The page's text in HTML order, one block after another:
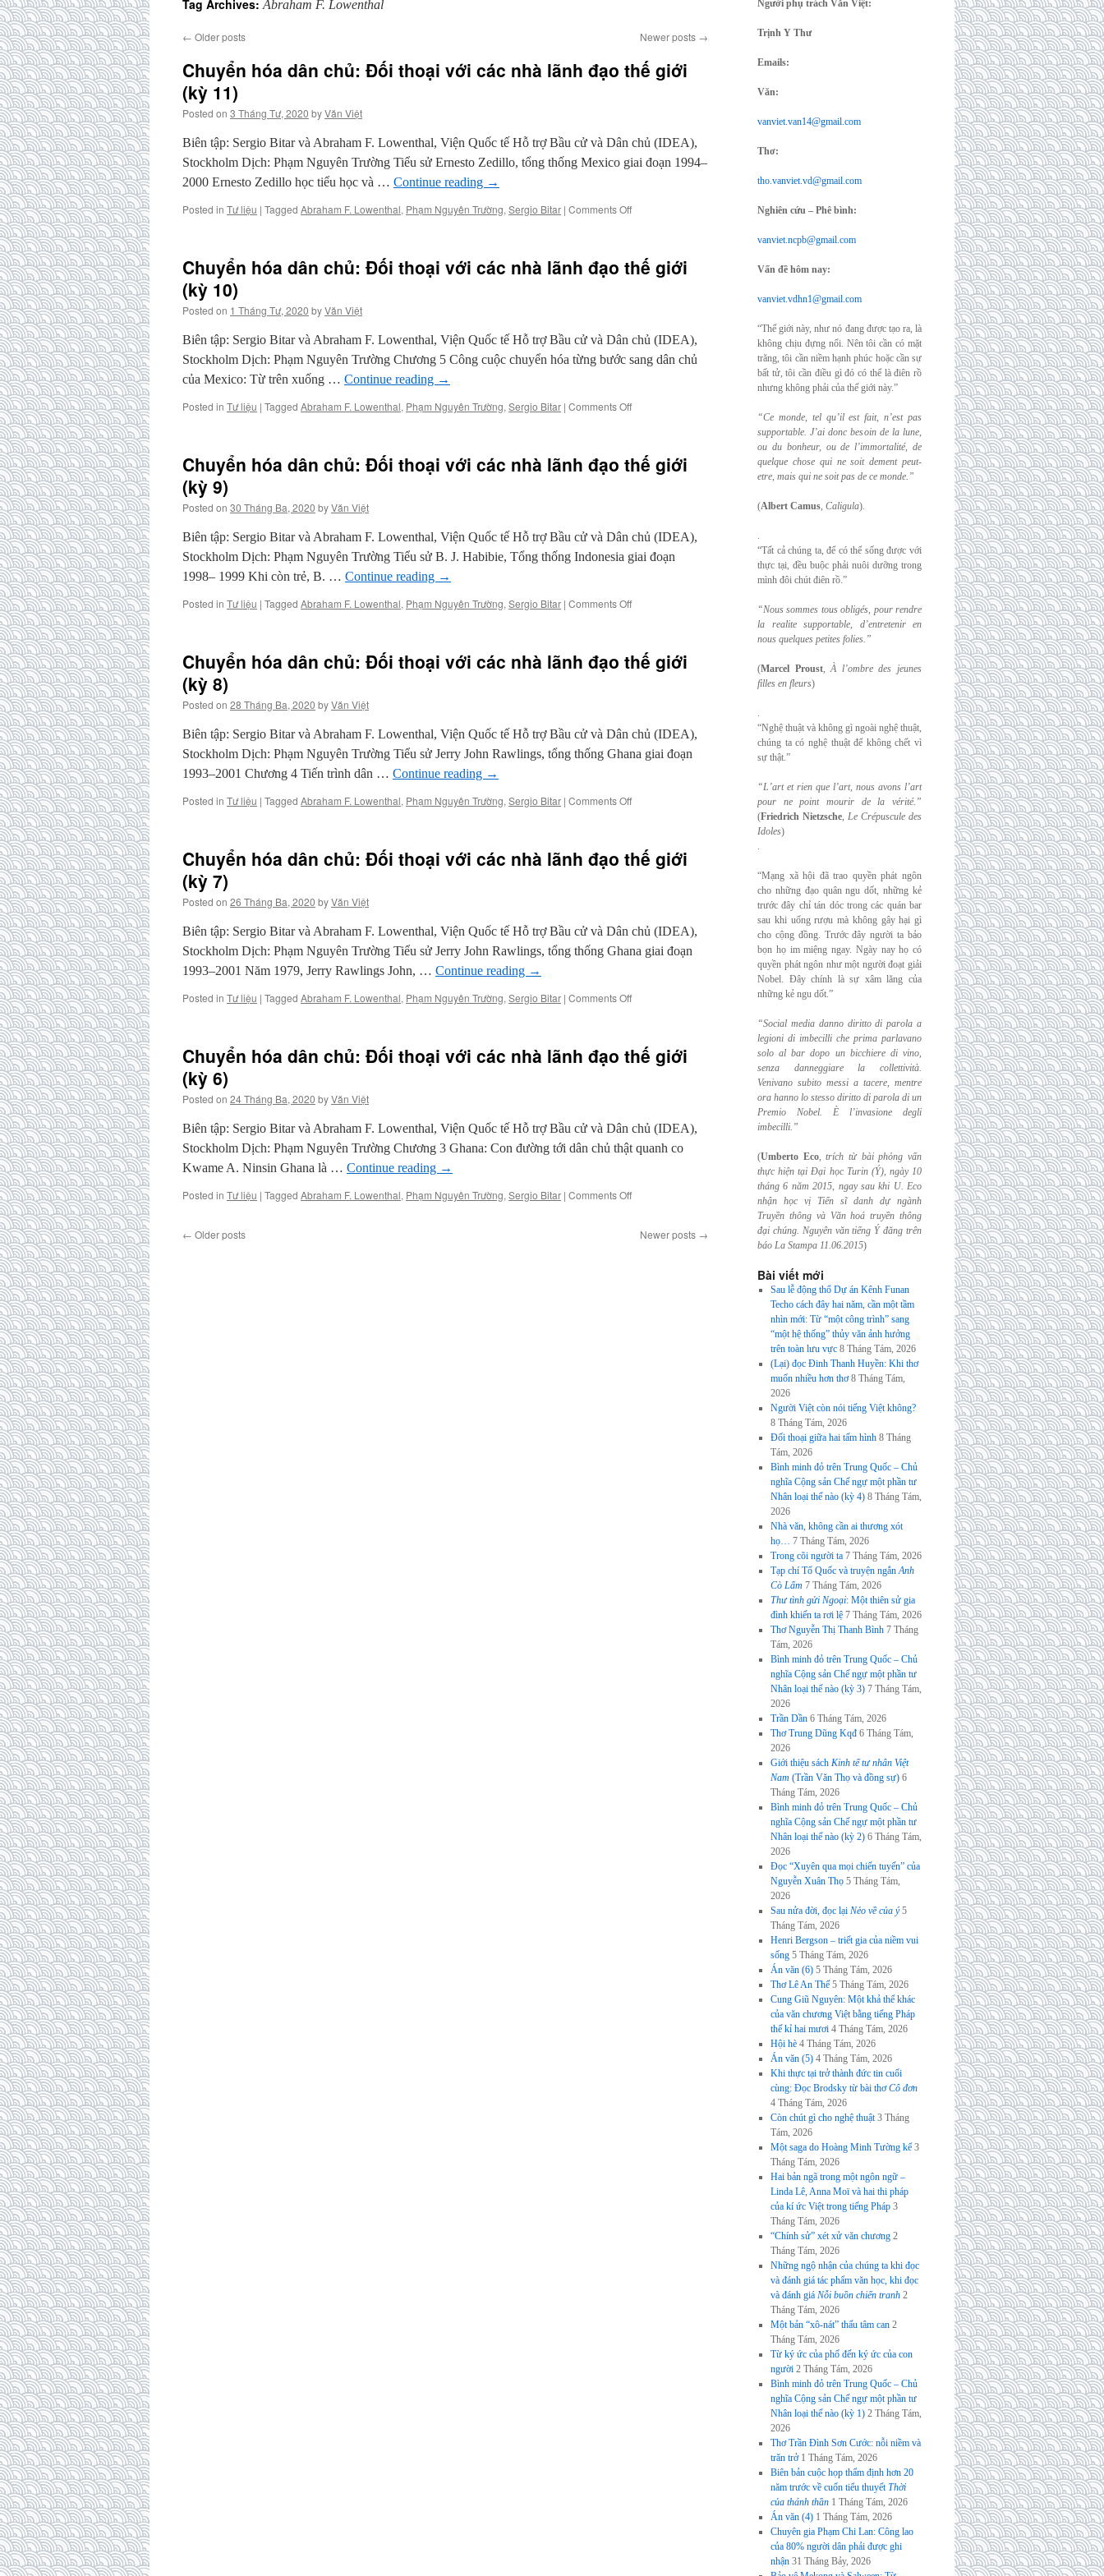
Tag Archives:Abraham F. Lowenthal
← Older posts Newer posts →
Chuyển hóa dân chủ: Đối thoại với các nhà lãnh đạo thế giới
(kỳ 11)
Posted on 3 Tháng Tư, 2020 byVăn Việt
Biên tập: Sergio Bitar và Abraham F. Lowenthal, Viện Quốc tế Hỗ trợ Bầu cử và Dân chủ (IDEA),
Stockholm Dịch: Phạm Nguyên Trường Tiểu sử Ernesto Zedillo, tổng thống Mexico giai đoạn 1994–
2000 Ernesto Zedillo học tiểu học và … Continue reading →
Posted in Tư liệu | Tagged Abraham F. Lowenthal, Phạm Nguyên Trường, Sergio Bitar | Comments Offon
chủ:
nhà
lãnh
đạo
giới
Chuyển hóa dân chủ: Đối thoại với các nhà lãnh đạo thế giới
(kỳ 10)
Posted on 1 Tháng Tư, 2020 byVăn Việt
Biên tập: Sergio Bitar và Abraham F. Lowenthal, Viện Quốc tế Hỗ trợ Bầu cử và Dân chủ (IDEA),
Stockholm Dịch: Phạm Nguyên Trường Chương 5 Công cuộc chuyển hóa từng bước sang dân chủ
của Mexico: Từ trên xuống … Continue reading →
Posted in Tư liệu | Tagged Abraham F. Lowenthal, Phạm Nguyên Trường, Sergio Bitar | Comments Offon
chủ:
nhà
lãnh
đạo
giới
Chuyển hóa dân chủ: Đối thoại với các nhà lãnh đạo thế giới
(kỳ 9)
Posted on 30 Tháng Ba, 2020 byVăn Việt
Biên tập: Sergio Bitar và Abraham F. Lowenthal, Viện Quốc tế Hỗ trợ Bầu cử và Dân chủ (IDEA),
Stockholm Dịch: Phạm Nguyên Trường Tiểu sử B. J. Habibie, Tổng thống Indonesia giai đoạn
1998– 1999 Khi còn trẻ, B. … Continue reading →
Posted in Tư liệu | Tagged Abraham F. Lowenthal, Phạm Nguyên Trường, Sergio Bitar | Comments Offon
chủ:
nhà
lãnh
đạo
giới
Chuyển hóa dân chủ: Đối thoại với các nhà lãnh đạo thế giới
(kỳ 8)
Posted on 28 Tháng Ba, 2020 byVăn Việt
Biên tập: Sergio Bitar và Abraham F. Lowenthal, Viện Quốc tế Hỗ trợ Bầu cử và Dân chủ (IDEA),
Stockholm Dịch: Phạm Nguyên Trường Tiểu sử Jerry John Rawlings, tổng thống Ghana giai đoạn
1993–2001 Chương 4 Tiến trình dân … Continue reading →
Posted in Tư liệu | Tagged Abraham F. Lowenthal, Phạm Nguyên Trường, Sergio Bitar | Comments Offon
chủ:
nhà
lãnh
đạo
giới
Chuyển hóa dân chủ: Đối thoại với các nhà lãnh đạo thế giới
(kỳ 7)
Posted on 26 Tháng Ba, 2020 byVăn Việt
Biên tập: Sergio Bitar và Abraham F. Lowenthal, Viện Quốc tế Hỗ trợ Bầu cử và Dân chủ (IDEA),
Stockholm Dịch: Phạm Nguyên Trường Tiểu sử Jerry John Rawlings, tổng thống Ghana giai đoạn
1993–2001 Năm 1979, Jerry Rawlings John, … Continue reading →
Posted in Tư liệu | Tagged Abraham F. Lowenthal, Phạm Nguyên Trường, Sergio Bitar | Comments Offon
chủ:
nhà
lãnh
đạo
giới
Chuyển hóa dân chủ: Đối thoại với các nhà lãnh đạo thế giới
(kỳ 6)
Posted on 24 Tháng Ba, 2020 byVăn Việt
Biên tập: Sergio Bitar và Abraham F. Lowenthal, Viện Quốc tế Hỗ trợ Bầu cử và Dân chủ (IDEA),
Stockholm Dịch: Phạm Nguyên Trường Chương 3 Ghana: Con đường tới dân chủ thật quanh co
Kwame A. Ninsin Ghana là … Continue reading →
Posted in Tư liệu | Tagged Abraham F. Lowenthal, Phạm Nguyên Trường, Sergio Bitar | Comments Offon
dân
← Older posts Newer posts →
Người phụ trách Văn Việt:
Trịnh Y Thư
Emails:
Văn:
vanviet.van14@gmail.com
Thơ:
tho.vanviet.vd@gmail.com
Nghiên cứu – Phê bình:
vanviet.ncpb@gmail.com
Vấn đề hôm nay:
vanviet.vdhn1@gmail.com
“Thế giới này, như nó đang được tạo ra, là
không chịu đựng nổi. Nên tôi cần có mặt
trăng, tôi cần niềm hạnh phúc hoặc cần sự
bất tử, tôi cần điều gì đó có thể là điên rồ
nhưng không phải của thế giới này.”
“Ce monde, tel qu’il est fait, n’est pas
supportable. J’ai donc besoin de la lune,
ou du bonheur, ou de l’immortalité, de
quelque chose qui ne soit dement peut-
etre, mais qui ne soit pas de ce monde.”
(Albert Camus, Caligula).
.
“Tất cả chúng ta, để có thể sống được với
thực tại, đều buộc phải nuôi dưỡng trong
mình đôi chút điên rồ.”
“Nous sommes tous obligés, pour rendre
la realite supportable, d’entretenir en
nous quelques petites folies.”
(Marcel Proust,À l’ombre des jeunes
filles en fleurs)
.
“Nghệ thuật và không gì ngoài nghệ thuật,
chúng ta có nghệ thuật để không chết vì
sự thật.”
“L’art et rien que l’art, nous avons l’art
pour ne point mourir de la vérité.”
(Friedrich Nietzsche, Le Crépuscule des
Idoles)
.
“Mạng xã hội đã trao quyền phát ngôn
cho những đạo quân ngu dốt, những kẻ
trước đây chỉ tán dóc trong các quán bar
sau khi uống rượu mà không gây hại gì
cho cộng đồng. Trước đây người ta bảo
bọn họ im miệng ngay. Ngày nay họ có
quyền phát ngôn như một người đoạt giải
Nobel. Đây chính là sự xâm lăng của
những kẻ ngu dốt.”
“Social media danno diritto di parola a
legioni di imbecilli che prima parlavano
solo albar dopo un bicchiere di vino,
senza danneggiare la collettività.
Venivano subito messi a tacere, mentre
ora hanno lo stesso diritto di parola di un
Premio Nobel. È l’invasione degli
imbecilli.”
(Umberto Eco,trích từ bài phỏng vấn
thực hiện tại Đại học Turin (Ý), ngày 10
tháng 6 năm 2015, ngay sau khi U. Eco
nhận học vị Tiến sĩ danh dự ngành
Truyền thông và Văn hoá truyền thông
đại chúng. Nguyên văn tiếng Ý đăng trên
báo La Stampa 11.06.2015)
Bài viết mới
Sau lễ động thổ Dự án Kênh Funan
Techo cách đây hai năm, cần một tầm
nhìn mới: Từ “một công trình” sang
“một hệ thống” thủy văn ảnh hưởng
trên toàn lưu vực 8 Tháng Tám, 2026
(Lại) đọc Đinh Thanh Huyền: Khi thơ
muốn nhiều hơn thơ 8 Tháng Tám,
2026
Người Việt còn nói tiếng Việt không?
8 Tháng Tám, 2026
Đối thoại giữa hai tấm hình 8 Tháng
Tám, 2026
Bình minh đỏ trên Trung Quốc – Chủ
nghĩa Cộng sản Chế ngự một phần tư
Nhân loại thế nào (kỳ 4) 8 Tháng Tám,
2026
Nhà văn, không cần ai thương xót
họ… 7 Tháng Tám, 2026
Trong cõi người ta 7 Tháng Tám, 2026
Tạp chí Tổ Quốc và truyện ngắnAnh
Cò Lấm 7 Tháng Tám, 2026
Thư tình gửi Ngoại: Một thiên sử gia
đình khiến ta rơi lệ 7 Tháng Tám, 2026
Thơ Nguyễn Thị Thanh Bình 7 Tháng
Tám, 2026
Bình minh đỏ trên Trung Quốc – Chủ
nghĩa Cộng sản Chế ngự một phần tư
Nhân loại thế nào (kỳ 3) 7 Tháng Tám,
2026
Trần Dần 6 Tháng Tám, 2026
Thơ Trung Dũng Kqđ 6 Tháng Tám,
2026
Giới thiệu sách Kinh tế tư nhân Việt
Nam (Trần Văn Thọ và đồng sự) 6
Tháng Tám, 2026
Bình minh đỏ trên Trung Quốc – Chủ
nghĩa Cộng sản Chế ngự một phần tư
Nhân loại thế nào (kỳ 2) 6 Tháng Tám,
2026
Đọc “Xuyên qua mọi chiến tuyến” của
Nguyễn Xuân Thọ 5 Tháng Tám,
2026
Sau nửa đời, đọc lại Nẻo về của ý 5
Tháng Tám, 2026
Henri Bergson – triết gia của niềm vui
sống 5 Tháng Tám, 2026
Án văn (6) 5 Tháng Tám, 2026
Thơ Lê An Thế 5 Tháng Tám, 2026
Cung Giũ Nguyên: Một khả thể khác
của văn chương Việt bằng tiếng Pháp
thế kỉ hai mươi 4 Tháng Tám, 2026
Hội hè 4 Tháng Tám, 2026
Án văn (5) 4 Tháng Tám, 2026
Khi thực tại trở thành đức tin cuối
cùng: Đọc Brodsky từ bài thơCô đơn
4 Tháng Tám, 2026
Còn chút gì cho nghệ thuật 3 Tháng
Tám, 2026
Một saga do Hoàng Minh Tường kể 3
Tháng Tám, 2026
Hai bản ngã trong một ngôn ngữ –
Linda Lê, Anna Moï và hai thi pháp
của kí ức Việt trong tiếng Pháp 3
Tháng Tám, 2026
“Chính sử” xét xử văn chương 2
Tháng Tám, 2026
Những ngộ nhận của chúng ta khi đọc
và đánh giá tác phẩm văn học, khi đọc
và đánh giá Nỗi buồn chiến tranh 2
Tháng Tám, 2026
Một bản “xô-nát” thấu tâm can 2
Tháng Tám, 2026
Từ ký ức của phố đến ký ức của con
người 2 Tháng Tám, 2026
Bình minh đỏ trên Trung Quốc – Chủ
nghĩa Cộng sản Chế ngự một phần tư
Nhân loại thế nào (kỳ 1) 2 Tháng Tám,
2026
Thơ Trần Đình Sơn Cước: nỗi niềm và
trăn trở 1 Tháng Tám, 2026
Biên bản cuộc họp thẩm định hơn 20
năm trước về cuốn tiểu thuyếtThời
của thánh thần 1 Tháng Tám, 2026
Án văn (4) 1 Tháng Tám, 2026
Chuyên gia Phạm Chi Lan: Công lao
của 80% người dân phải được ghi
nhận 31 Tháng Bảy, 2026